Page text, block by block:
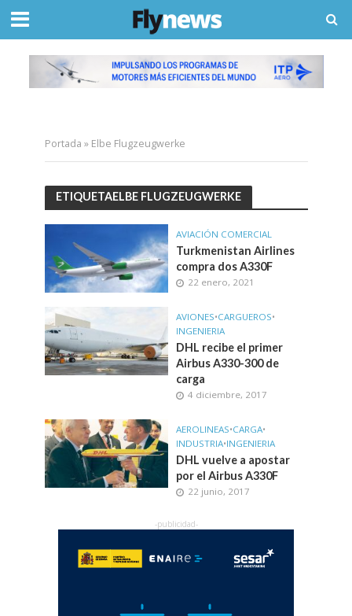
Portada » Elbe Flugzeugwerke
ETIQUETAELBE FLUGZEUGWERKE
AVIACIÓN COMERCIAL
Turkmenistan Airlines
compra dos A330F
22 enero, 2021
AVIONES•CARGUEROS•
INGENIERIA
DHL recibe el primer
Airbus A330-300 de
carga
4 diciembre, 2017
AEROLINEAS•CARGA•
INDUSTRIA•INGENIERIA
DHL vuelve a apostar
por el Airbus A330F
22 junio, 2017